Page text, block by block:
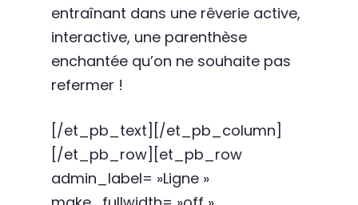
entraînant dans une rêverie active,
interactive, une parenthèse
enchantée qu’on ne souhaite pas
refermer !
[/et_pb_text][/et_pb_column]
[/et_pb_row][et_pb_row
admin_label= »Ligne »